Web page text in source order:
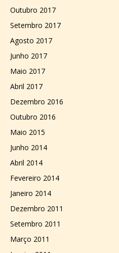
Outubro 2017
Setembro 2017
Agosto 2017
Junho 2017
Maio 2017
Abril 2017
Dezembro 2016
Outubro 2016
Maio 2015
Junho 2014
Abril 2014
Fevereiro 2014
Janeiro 2014
Dezembro 2011
Setembro 2011
Março 2011